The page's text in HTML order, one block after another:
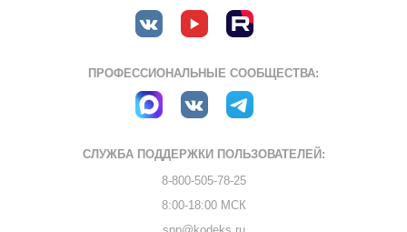
ПРОФЕССИОНАЛЬНЫЕ СООБЩЕСТВА:
СЛУЖБА ПОДДЕРЖКИ ПОЛЬЗОВАТЕЛЕЙ:
8-800-505-78-25
8:00-18:00 МСК